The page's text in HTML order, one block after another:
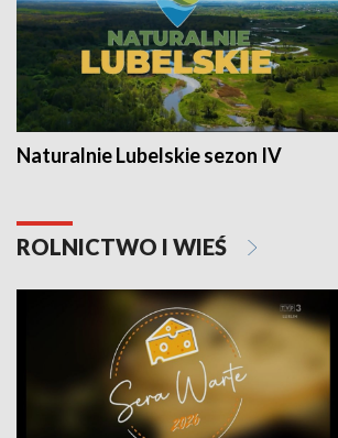
Naturalnie Lubelskie sezon IV
ROLNICTWO I WIEŚ